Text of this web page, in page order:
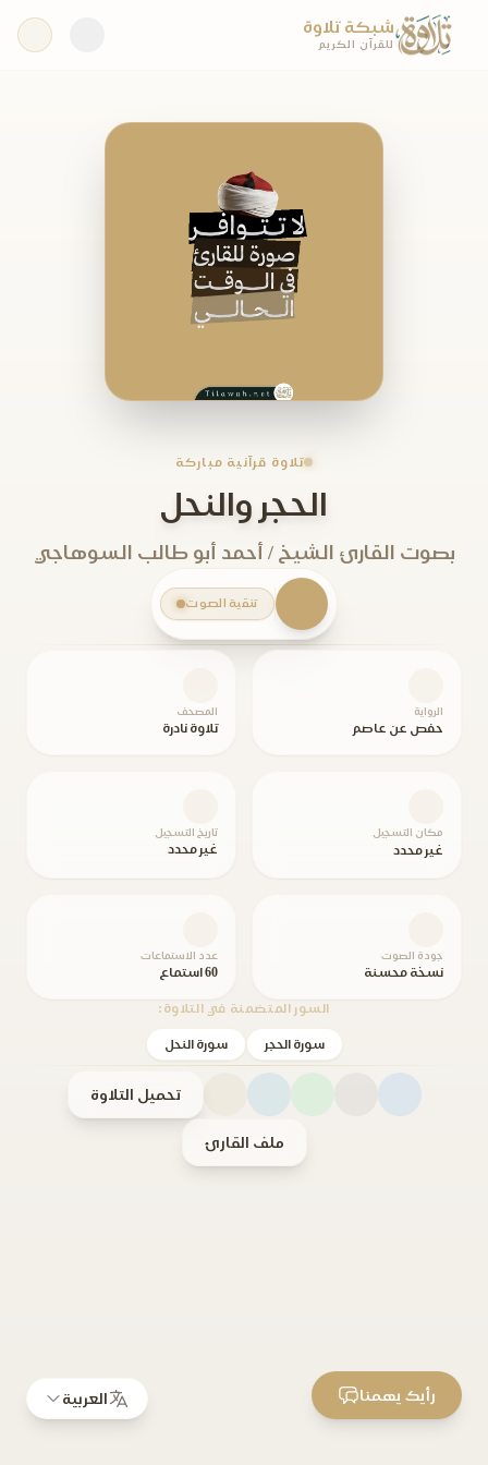
شبكة تلاوة
للقرآن الكريم
تلاوة قرآنية مباركة
الحجر والنحل
بصوت القارئ الشيخ / أحمد أبو طالب السوهاجي
تنقية الصوت
الرواية
حفص عن عاصم
المصحف
تلاوة نادرة
مكان التسجيل
غير محدد
تاريخ التسجيل
غير محدد
جودة الصوت
نسخة محسنة
عدد الاستماعات
60 استماع
السور المتضمنة في التلاوة:
سورة الحجر سورة النحل
تحميل التلاوة
ملف القارئ
العربية رأيك يهمنا